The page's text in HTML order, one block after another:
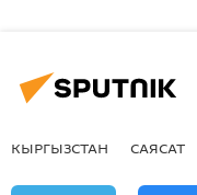
КЫРГЫЗСТАН САЯСАТ